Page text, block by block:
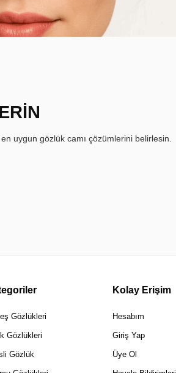
uygun gözlük camı çözümlerini belirlesin.
Gözlükleri
Gözlükleri
Gözlük
Kolay Erişim
Hesabım
Giriş Yap
Üye Ol